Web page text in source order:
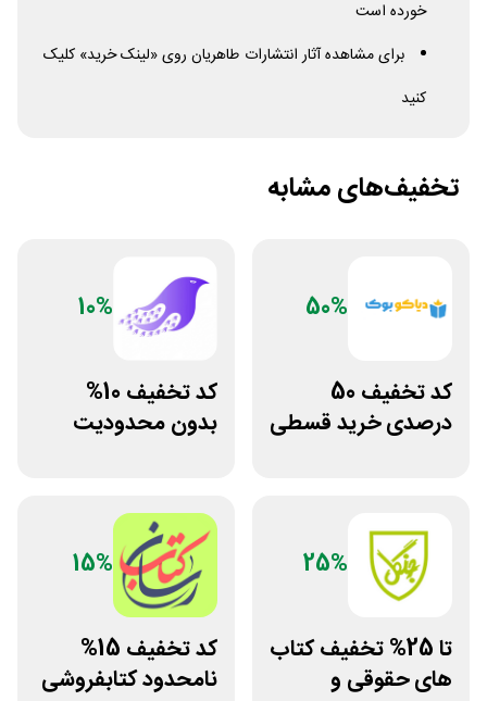
خورده است
برای مشاهده آثار انتشارات طاهریان روی «لینک خرید» کلیک
کنید
تخفیف‌های مشابه
50%
کد تخفیف 50
درصدی خرید قسطی
10%
کد تخفیف 10%
بدون محدودیت
25%
تا 25% تخفیف کتاب
های حقوقی و
15%
کد تخفیف 15%
نامحدود کتابفروشی